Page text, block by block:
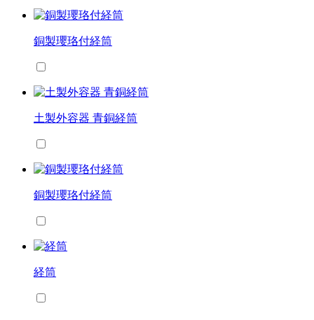
銅製瓔珞付経筒
土製外容器 青銅経筒
銅製瓔珞付経筒
経筒